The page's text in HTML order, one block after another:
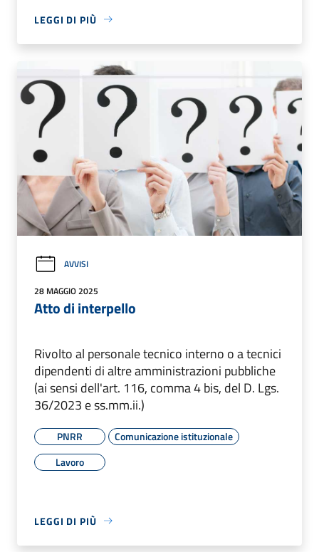
LEGGI DI PIÙ
AVVISI
28 MAGGIO 2025
Atto di interpello
Rivolto al personale tecnico interno o a tecnici
dipendenti di altre amministrazioni pubbliche
(ai sensi dell'art. 116, comma 4 bis, del D. Lgs.
36/2023 e ss.mm.ii.)
PNRR
Comunicazione istituzionale
Lavoro
LEGGI DI PIÙ